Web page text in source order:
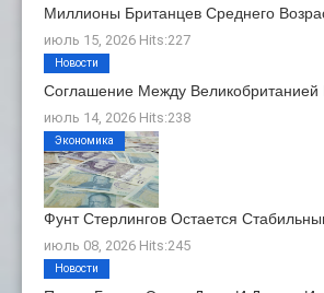
Миллионы Британцев Среднего
июль 15, 2026 Hits:227
Соглашение Между
июль 14, 2026 Hits:238
Новости
Фунт Стерлингов Остается
июль 08, 2026 Hits:245
Экономика
Новости